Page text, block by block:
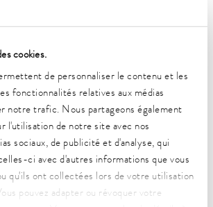
cookies.
de personnaliser le contenu et les
fonctionnalités relatives aux médias
notre trafic. Nous partageons également
l'utilisation de notre site avec nos
sociaux, de publicité et d'analyse, qui
ci avec d'autres informations que vous
qu'ils ont collectées lors de votre utilisation
pouvez adapter ou révoquer votre
la pompe
la pompe
filetage de raccordement (intérieur)
x H)